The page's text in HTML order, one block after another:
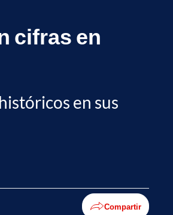
cifras en
en sus
Compartir